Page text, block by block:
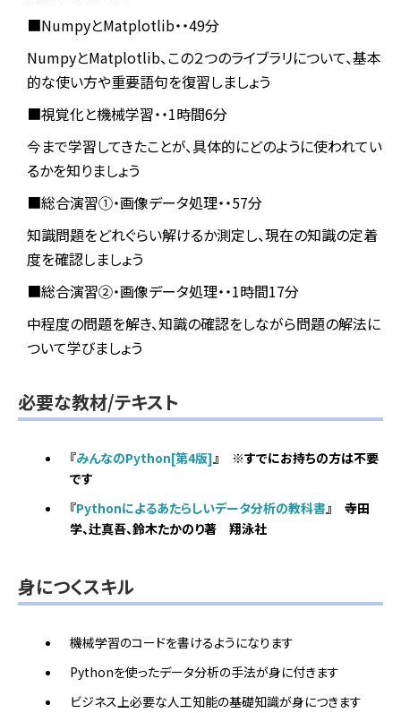
■NumpyとMatplotlib・・49分
NumpyとMatplotlib、この２つのライブラリについて、基本
的な使い方や重要語句を復習しましょう
■視覚化と機械学習・・1時間6分
今まで学習してきたことが、具体的にどのように使われてい
るかを知りましょう
■総合演習①・画像データ処理・・57分
知識問題をどれぐらい解けるか測定し、現在の知識の定着
度を確認しましょう
■総合演習②・画像データ処理・・1時間17分
中程度の問題を解き、知識の確認をしながら問題の解法に
ついて学びましょう
必要な教材/テキスト
『みんなのPython[第4版] 』 ※すでにお持ちの方は不要
です
『Pythonによるあたらしいデータ分析の教科書』 寺田
学、辻真吾、鈴木たかのり著 翔泳社
身につくスキル
機械学習のコードを書けるようになります
Pythonを使ったデータ分析の手法が身に付きます
ビジネス上必要な人工知能の基礎知識が身につきます